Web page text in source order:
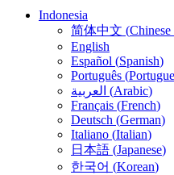
Indonesia
简体中文 (
English
Español (Spanish)
Português (
العربية (Arabic)
Français (French)
Deutsch (German)
Italiano (Italian)
日本語 (Japanese)
한국어 (Korean)